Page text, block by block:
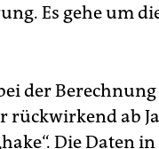
Es gehe um
der Berechnung
rückwirkend ab
Die Daten